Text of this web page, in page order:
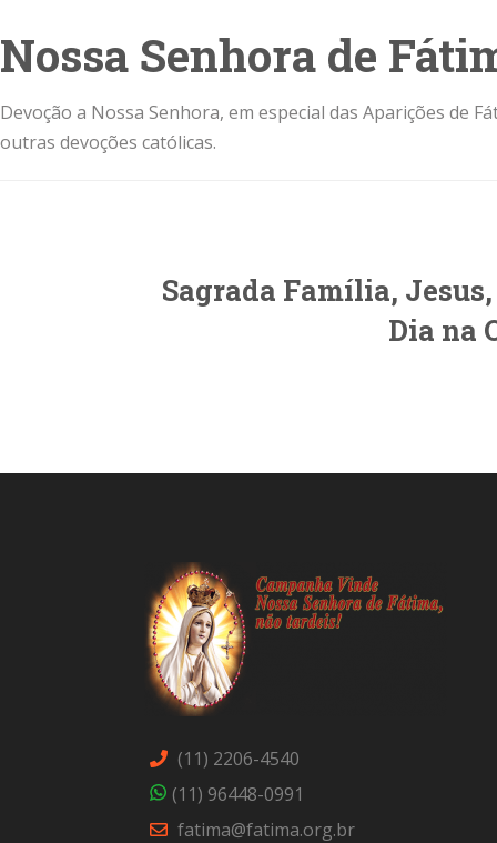
Nossa Senhora de
Devoção a Nossa Senhora, em especial das Aparições de
outras devoções católicas.
Sagrada Família,
Dia na
(11) 2206-4540
(11) 96448-0991
fatima@fatima.org.br